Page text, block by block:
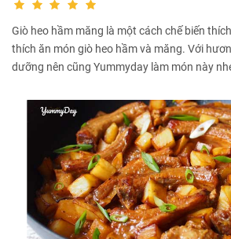
Giò heo hầm măng là một cách chế biến
thích ăn món giò heo hầm và măng. Với
dưỡng nên cũng Yummyday làm món này